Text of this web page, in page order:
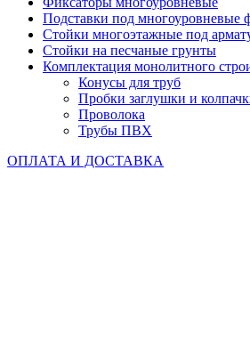
Подставки под многоуровневые
Стойки многоэтажные под
Стойки на песчаные грунты
Комплектация монолитного
Конусы для труб
Пробки заглушки и
Проволока
Трубы ПВХ
ОПЛАТА И ДОСТАВКА